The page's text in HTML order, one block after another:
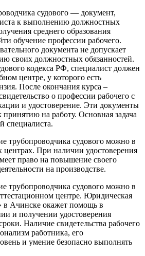
судового — документ,
к выполнению должностных
среднего образования
обучение профессии рабочего.
документа не допускает
своих должностных обязанностей.
кодекса РФ, специалист должен
центре, у которого есть
После окончания курса –
о профессии рабочего с
и удостоверение. Эти документы
на работу. Основная задача
специалиста.
трубопроводчика судового можно в
При наличии удостоверения
право на повышение своего
на производстве.
трубопроводчика судового можно в
центре. Юридическая
в Ачинске окажет помощь в
и получении удостоверения
Наличие свидетельства рабочего
работника, его
и умение безопасно выполнять